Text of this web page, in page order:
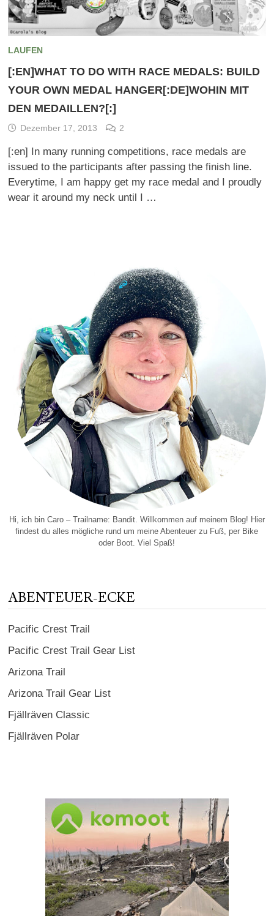
LAUFEN
[:EN]WHAT TO DO WITH RACE MEDALS: BUILD
YOUR OWN MEDAL HANGER[:DE]WOHIN MIT
DEN MEDAILLEN?[:]
Dezember 17, 2013 2
[:en] In many running competitions, race medals are
issued to the participants after passing the finish line.
Everytime, I am happy get my race medal and I proudly
wear it around my neck until I …
Hi, ich bin Caro – Trailname: Bandit. Willkommen auf meinem Blog! Hier
findest du alles mögliche rund um meine Abenteuer zu Fuß, per Bike
oder Boot. Viel Spaß!
ABENTEUER-ECKE
Pacific Crest Trail
Pacific Crest Trail Gear List
Arizona Trail
Arizona Trail Gear List
Fjällräven Classic
Fjällräven Polar